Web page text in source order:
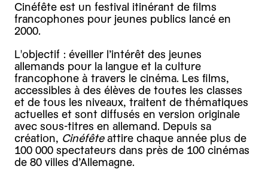
Cinéfête est un festival itinérant de films
francophones pour jeunes publics lancé en
2000.
L'objectif : éveiller l’intérêt des jeunes
allemands pour la langue et la culture
francophone à travers le cinéma. Les films,
accessibles à des élèves de toutes les classes
et de tous les niveaux, traitent de thématiques
actuelles et sont diffusés en version originale
avec sous-titres en allemand. Depuis sa
création, Cinéfêteattire chaque année plus de
100 000 spectateurs dans près de 100 cinémas
de 80 villes d’Allemagne.